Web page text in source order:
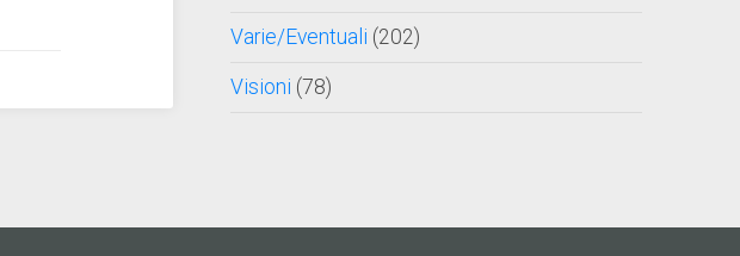
Varie/Eventuali (202)
Visioni (78)